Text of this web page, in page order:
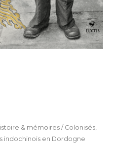
& mémoires / Colonisés,
indochinois en Dordogne